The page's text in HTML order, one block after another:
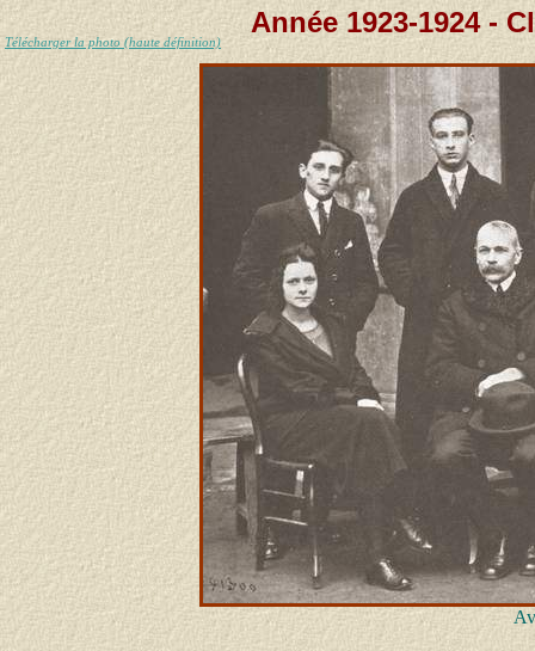
Télécharger la photo (haute définition)
Année 1923-1924 -